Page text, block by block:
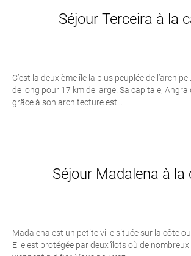
Séjour Terceira à la
C’est la deuxième île la plus peuplée de
de long pour 17 km de large. Sa capitale, Angra
grâce à son architecture est...
Séjour Madalena à la
Madalena est un petite ville située sur la côte
Elle est protégée par deux îlots où de